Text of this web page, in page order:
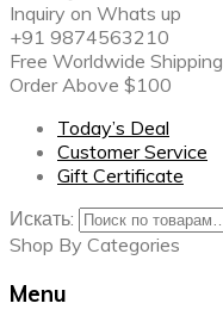
Inquiry on Whats up
+91 9874563210
Free Worldwide Shipping
Order Above $100
Today’s Deal
Customer Service
Gift Certificate
Искать:
Shop By Categories
Menu